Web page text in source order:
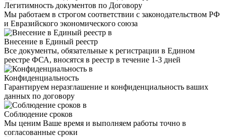
Легитимность документов по Договору
Мы работаем в строгом соответствии с законодательством РФ
и Евразийского экономического союза
Внесение в Единый реестр
Все документы, обязательные к регистрации в Едином
реестре ФСА, вносятся в реестр в течение 1-3 дней
Конфиденциальность
Гарантируем неразглашение и конфиденциальность ваших
данных по договору
Соблюдение сроков
Мы ценим Ваше время и выполняем работы точно в
согласованные сроки